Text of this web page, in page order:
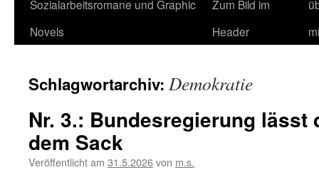
Sozialarbeitsromane und Graphic
Novels
Zum Bild im
Header
Schlagwortarchiv: Demokratie
Nr. 3.: Bundesregierung lässt
dem Sack
Veröffentlicht am 31.5.2026von m.s.